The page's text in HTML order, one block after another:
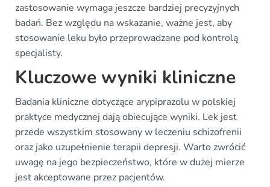
zastosowanie wymaga jeszcze bardziej precyzyjnych
badań. Bez względu na wskazanie, ważne jest, aby
stosowanie leku było przeprowadzane pod kontrolą
specjalisty.
Kluczowe wyniki kliniczne
Badania kliniczne dotyczące arypiprazolu w polskiej
praktyce medycznej dają obiecujące wyniki. Lek jest
przede wszystkim stosowany w leczeniu schizofrenii
oraz jako uzupełnienie terapii depresji. Warto zwrócić
uwagę na jego bezpieczeństwo, które w dużej mierze
jest akceptowane przez pacjentów.